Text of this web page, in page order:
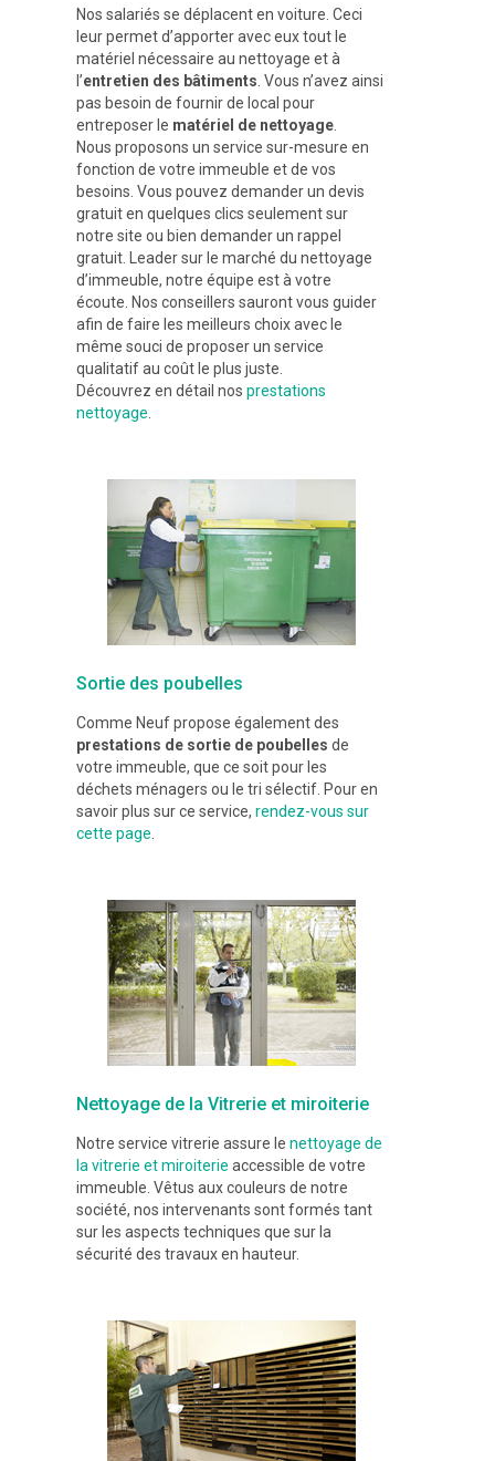
Nos salariés se déplacent en voiture. Ceci
leur permet d’apporter avec eux tout le
matériel nécessaire au nettoyage et à
l’entretien des bâtiments . Vous n’avez ainsi
pas besoin de fournir de local pour
entreposer le matériel de nettoyage
Nous proposons un service sur-mesure en
fonction de votre immeuble et de vos
besoins. Vous pouvez demander un devis
gratuit en quelques clics seulement sur
notre site ou bien demander un rappel
gratuit. Leader sur le marché du nettoyage
d’immeuble, notre équipe est à votre
écoute. Nos conseillers sauront vous guider
afin de faire les meilleurs choix avec le
même souci de proposer un service
qualitatif au coût le plus juste.
Découvrez en détail nos prestations
nettoyage
Sortie des poubelles
Comme Neuf propose également des
prestations de sortie de poubelles de
votre immeuble, que ce soit pour les
déchets ménagers ou le tri sélectif. Pour en
savoir plus sur ce service, rendez-vous sur
cette page
Nettoyage de la Vitrerie et miroiterie
Notre service vitrerie assure le nettoyage de
la vitrerie et miroiterie accessible de votre
immeuble. Vêtus aux couleurs de notre
société, nos intervenants sont formés tant
sur les aspects techniques que sur la
sécurité des travaux en hauteur.